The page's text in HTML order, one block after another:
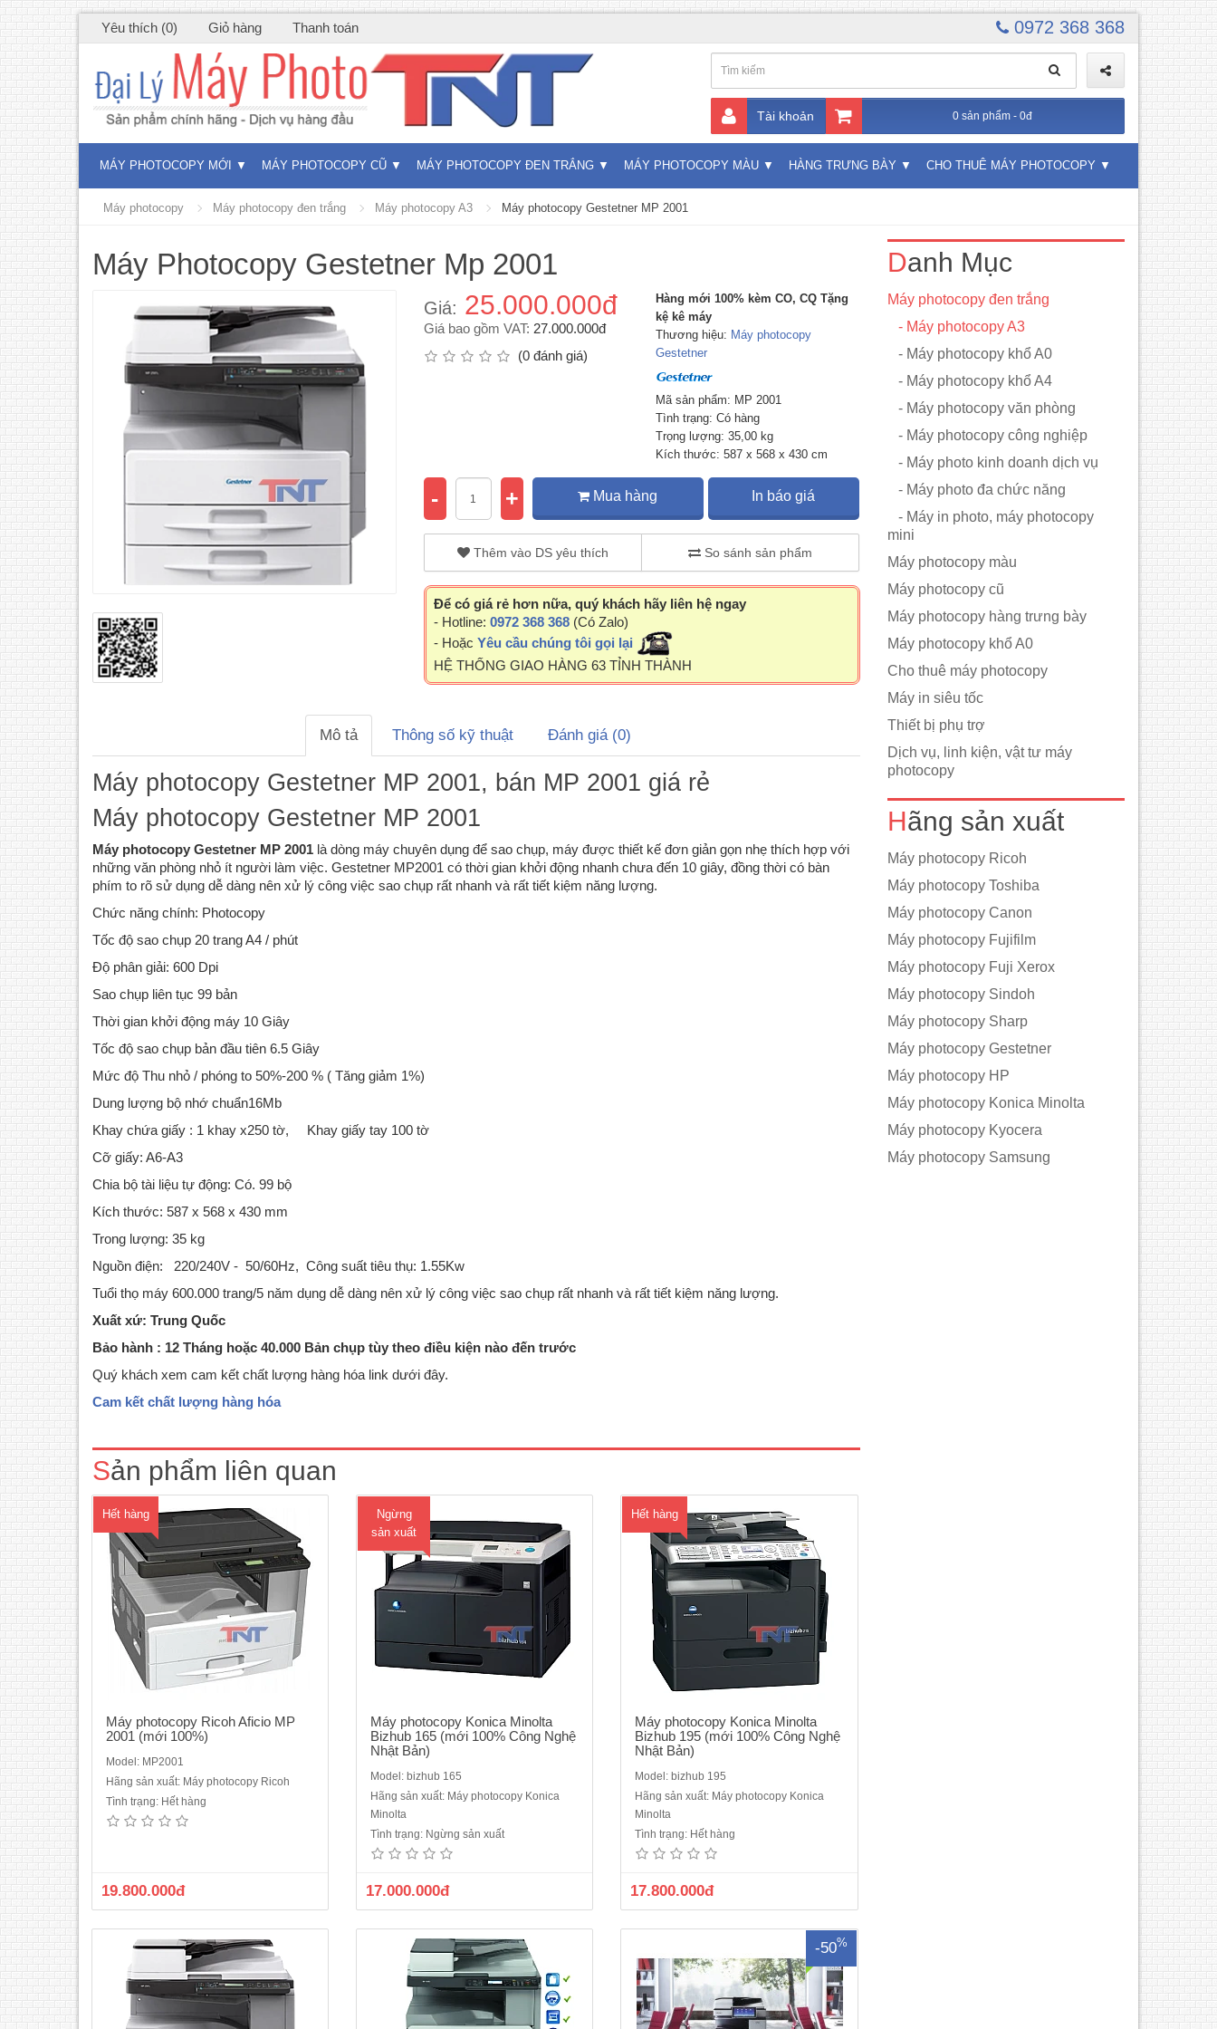
Yêu thích (0) Giỏ hàng Thanh toán 0972 368 368
Tài khoản 0 sản phẩm - 0đ
MÁY PHOTOCOPY MỚI MÁY PHOTOCOPY CŨ MÁY PHOTOCOPY ĐEN TRẮNG MÁY PHOTOCOPY MÀU HÀNG TRƯNG BÀY CHO THUÊ MÁY PHOTOCOPY
Máy photocopy Máy photocopy đen trắng Máy photocopy A3 Máy photocopy Gestetner MP 2001
Máy Photocopy Gestetner Mp 2001
Giá: 25.000.000đ
Giá bao gồm VAT: 27.000.000đ
(0 đánh giá)
Hàng mới 100% kèm CO, CQ Tặng
kệ kê máy
Thương hiệu: Máy photocopy
Gestetner
Mã sản phẩm: MP 2001
Tình trạng: Có hàng
Trọng lượng: 35,00 kg
Kích thước: 587 x 568 x 430 cm
- + Mua hàng In báo giá
Thêm vào DS yêu thích So sánh sản phẩm
Để có giá rẻ hơn nữa, quý khách hãy liên hệ ngay
- Hotline: 0972 368 368(Có Zalo)
- Hoặc Yêu cầu chúng tôi gọi lại
HỆ THỐNG GIAO HÀNG 63 TỈNH THÀNH
Mô tả Thông số kỹ thuật Đánh giá (0)
Máy photocopy Gestetner MP 2001, bán MP 2001 giá rẻ
Máy photocopy Gestetner MP 2001
Máy photocopy Gestetner MP 2001 là dòng máy chuyên dụng để sao chụp, máy được thiết kế đơn giản gọn nhẹ thích hợp với
những văn phòng nhỏ ít người làm việc. Gestetner MP2001 có thời gian khởi động nhanh chưa đến 10 giây, đồng thời có bàn
phím to rõ sử dụng dễ dàng nên xử lý công việc sao chụp rất nhanh và rất tiết kiệm năng lượng.
Chức năng chính: Photocopy
Tốc độ sao chụp 20 trang A4 / phút
Độ phân giải: 600 Dpi
Sao chụp liên tục 99 bản
Thời gian khởi động máy 10 Giây
Tốc độ sao chụp bản đầu tiên 6.5 Giây
Mức độ Thu nhỏ / phóng to 50%-200 % ( Tăng giảm 1%)
Dung lượng bộ nhớ chuẩn16Mb
Khay chứa giấy : 1 khay x250 tờ, Khay giấy tay 100 tờ
Cỡ giấy: A6-A3
Chia bộ tài liệu tự động: Có. 99 bộ
Kích thước: 587 x 568 x 430 mm
Trong lượng: 35 kg
Nguồn điện: 220/240V - 50/60Hz, Công suất tiêu thụ: 1.55Kw
Tuổi thọ máy 600.000 trang/5 năm dụng dễ dàng nên xử lý công việc sao chụp rất nhanh và rất tiết kiệm năng lượng.
Xuất xứ: Trung Quốc
Bảo hành : 12 Tháng hoặc 40.000 Bản chụp tùy theo điều kiện nào đến trước
Quý khách xem cam kết chất lượng hàng hóa link dưới đây.
Cam kết chất lượng hàng hóa
Sản phẩm liên quan
Hết hàng
Máy Photocopy Ricoh Aficio Mp 2001 (
trang/phút.toKhổ giấy sử dụng tối đa:
liên tục: 99 tờ. Zoom: 50% - 200%.Khay
giấy: 250 tờ x 1 khay. Khay tay: 100
tờ.Chia bộ điện tử: Xếp ch..
Máy photocopy Ricoh Aficio MP
2001 (mới 100%)
Model: MP2001
Hãng sản xuất: Máy photocopy Ricoh
Tình trạng: Hết hàng
19.800.000đ
Ngừng
sản xuất
Konica Minolta thông báo về việc đưa ra
nhu cầu rộng rãi nhu cầu về In, Copy và
Máy photocopy Konica Minolta
Bizhub 165 (mới 100% Công Nghệ
Nhật Bản)
Model: bizhub 165
Hãng sản xuất: Máy photocopy Konica
Minolta
Tình trạng: Ngừng sản xuất
17.000.000đ
Hết hàng
Độ phân giải bản chụp: 600 x 600 dpi
Máy photocopy Konica Minolta
Bizhub 195 (mới 100% Công Nghệ
Nhật Bản)
Model: bizhub 195
Hãng sản xuất: Máy photocopy Konica
Minolta
Tình trạng: Hết hàng
17.800.000đ
Máy photocopy Gestetner MP 2014Chức
năng chuẩn:Copy – In – Scan màuKhổ
khổ A4Khả năng phóng thu từ 50% -
Máy photocopy Gestetner MP2501LTốc
độ sao chụp 25 trang A4 / phútĐộ phân
giải : 600 DpiSao chụp liên tục : 99
bảnThời gian khởi động máy 10 GiâyTốc
độ Thu nhỏ / phóng to 50%-200 % ( Tăng
-50%
Giới Thiệu Dịch Vụ Cho Thuê Máy
Photocopy Tại Hà Nội của công ty
TNT.Bạn đang tìm kiếm một giải pháp tiện
lợi và tiết kiệm chi phí để sử dụng máy
phải đầu tư mua máy mới? Dịch vụ cho
Danh Mục
Máy photocopy đen trắng
- Máy photocopy A3
- Máy photocopy khổ A0
- Máy photocopy khổ A4
- Máy photocopy văn phòng
- Máy photocopy công nghiệp
- Máy photo kinh doanh dịch vụ
- Máy photo đa chức năng
- Máy in photo, máy photocopy
mini
Máy photocopy màu
Máy photocopy cũ
Máy photocopy hàng trưng bày
Máy photocopy khổ A0
Cho thuê máy photocopy
Máy in siêu tốc
Thiết bị phụ trợ
Dịch vụ, linh kiện, vật tư máy
photocopy
Hãng sản xuất
Máy photocopy Ricoh
Máy photocopy Toshiba
Máy photocopy Canon
Máy photocopy Fujifilm
Máy photocopy Fuji Xerox
Máy photocopy Sindoh
Máy photocopy Sharp
Máy photocopy Gestetner
Máy photocopy HP
Máy photocopy Konica Minolta
Máy photocopy Kyocera
Máy photocopy Samsung